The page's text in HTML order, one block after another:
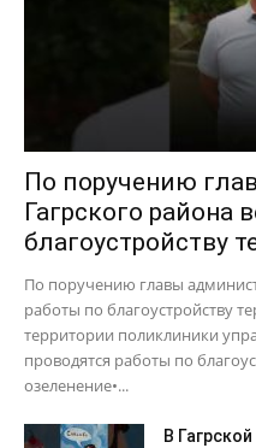
По поручению
Гагрского района
благоустройству
По поручению главы
работы по благоустройству
территории поликлиники
проводятся работы по
озеленение•...
В